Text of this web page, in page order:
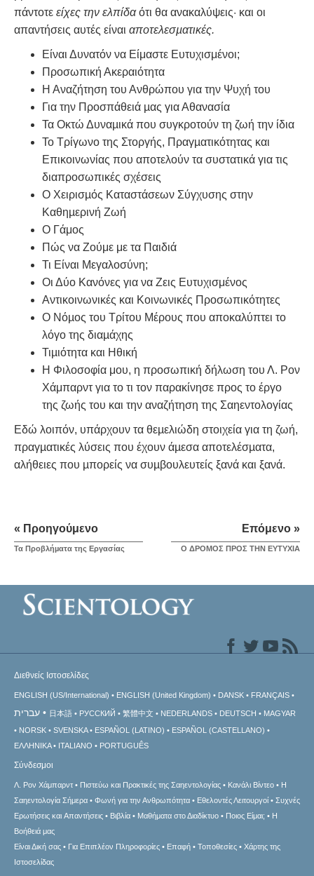
πάντοτε είχες την ελπίδαότι θα ανακαλύψεις· και οι
απαντήσεις αυτές είναι αποτελεσµατικές.
Είναι Δυνατόν να Είμαστε Ευτυχισμένοι;
Προσωπική Ακεραιότητα
Η Αναζήτηση του Ανθρώπου για την Ψυχή του
Για την Προσπάθειά µας για Αθανασία
Τα Οκτώ Δυναµικά που συγκροτούν τη ζωή την ίδια
Το Τρίγωνο της Στοργής, Πραγµατικότητας και
Επικοινωνίας που αποτελούν τα συστατικά για τις
διαπροσωπικές σχέσεις
Ο Χειρισµός Καταστάσεων Σύγχυσης στην
Καθηµερινή Ζωή
Ο Γάμος
Πώς να Ζούμε με τα Παιδιά
Τι Είναι Μεγαλοσύνη;
Οι Δύο Κανόνες για να Ζεις Ευτυχισμένος
Αντικοινωνικές και Κοινωνικές Προσωπικότητες
Ο Νόµος του Τρίτου Μέρους που αποκαλύπτει το
λόγο της διαµάχης
Τιµιότητα και Ηθική
Η Φιλοσοφία μου, η προσωπική δήλωση του Λ. Ρον
Χάμπαρντ για το τι τον παρακίνησε προς το έργο
της ζωής του και την αναζήτηση της Σαηεντολογίας
Εδώ λοιπόν, υπάρχουν τα θεµελιώδη στοιχεία για τη ζωή,
πραγµατικές λύσεις που έχουν άµεσα αποτελέσµατα,
αλήθειες που µπορείς να συµβουλευτείς ξανά και ξανά.
« Προηγούμενο
Τα Προβλήµατα της Εργασίας
Επόμενο »
Ο ΔΡΟΜΟΣ ΠΡΟΣ ΤΗΝ ΕΥΤΥΧΙΑ
Διεθνείς Ιστοσελίδες
ENGLISH (US/International) ENGLISH (United Kingdom) DANSK FRANÇAIS
עברית 日本語 РУССКИЙ 繁體中文 NEDERLANDS DEUTSCH
MAGYAR
NORSK
SVENSKA ESPAÑOL (LATINO)
ESPAÑOL (CASTELLANO)
ΕΛΛΗΝΙΚA
ITALIANO PORTUGUÊS
Σύνδεσμοι
Λ. Ρον Χάμπαρντ Πιστεύω και Πρακτικές της Σαηεντολογίας Κανάλι Βίντεο
Η
Σαηεντολογία Σήμερα
Φωνή για την Ανθρωπότητα Εθελοντές Λειτουργοί
Συχνές
Ερωτήσεις και Απαντήσεις
Βιβλία Μαθήματα στο Διαδίκτυο Ποιος Είμαι;
Η
Βοήθειά μας
Είναι Δική σας
Για Επιπλέον Πληροφορίες Επαφή Τοποθεσίες
Χάρτης της
Ιστοσελίδας